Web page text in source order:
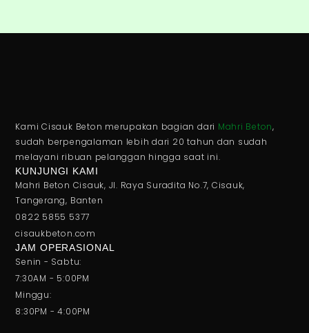
Kami Cisauk Beton merupakan bagian dari Mahri Beton,
sudah berpengalaman lebih dari 20 tahun dan sudah
melayani ribuan pelanggan hingga saat ini.
KUNJUNGI KAMI
Mahri Beton Cisauk, Jl. Raya Suradita No.7, Cisauk,
Tangerang, Banten
0822 5855 5377
cisaukbeton.com
JAM OPERASIONAL
Senin - Sabtu:
7:30AM - 5:00PM
Minggu:
8:30PM - 4:00PM